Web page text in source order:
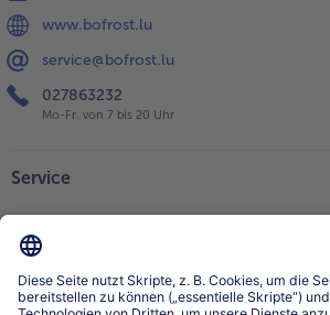
www.bofrost.lu
service@bofrost.lu
027863232
Mo-Fr. von 7 bis 20 Uhr
Service
Über bofrost*
Kategorien